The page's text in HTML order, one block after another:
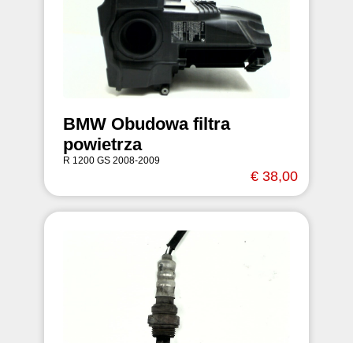
BMW Obudowa filtra
powietrza
R 1200 GS 2008-2009
€ 38,00